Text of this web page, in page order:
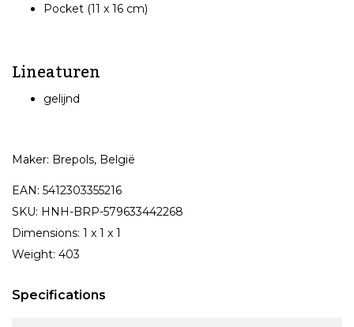
Pocket (11 x 16 cm)
Lineaturen
gelijnd
Maker: Brepols, België
EAN: 5412303355216
SKU: HNH-BRP-579633442268
Dimensions: 1 x 1 x 1
Weight: 403
Specifications